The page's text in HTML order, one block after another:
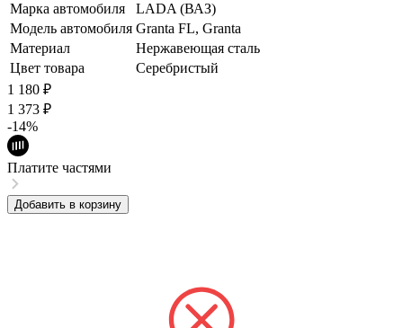
Марка автомобиля
LADA (ВАЗ)
Модель автомобиля Granta FL, Granta
Материал
Нержавеющая сталь
Цвет товара
Серебристый
1 180 ₽
1 373 ₽
-14%
Платите частями
Добавить в корзину